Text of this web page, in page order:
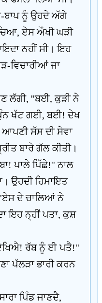
ਬਾਪ ਨੂੰ ਉਹਦੇ ਅੱਗੇ
ਏਸ ਔਖੀ ਘੜੀ
ਨਹੀਂ ਸੀ। ਇਹ
ਵਿਚਾਰੀਆਂ ਜਾ
ਲੱਗੀ, ''ਬਈ, ਕੁੜੀ ਨੇ
ਪੁੰਨ ਖੱਟ ਗਈ, ਬਈ! ਦੇਖ
ਆਪਣੀ ਸੱਸ ਦੀ ਸੇਵਾ
ਬਾਰੇ ਗੱਲ ਕੀਤੀ।
ਪਾਲੇ ਪਿੱਛੇ!'' ਨਾਲ
ਉਹਦੀ ਹਿਮਾਇਤ
ਦੇ ਚਾਲਿਆਂ ਨੇ
ਇਹ ਨ੍ਹੀਂ ਪਤਾ, ਕੁਸ਼
ਰੱਬ ਨੂੰ ਈ ਪਤੈ!''
ਪੱਲੜਾ ਭਾਰੀ ਕਰਨ
ਪਿੰਡ ਜਾਣਦੈ,